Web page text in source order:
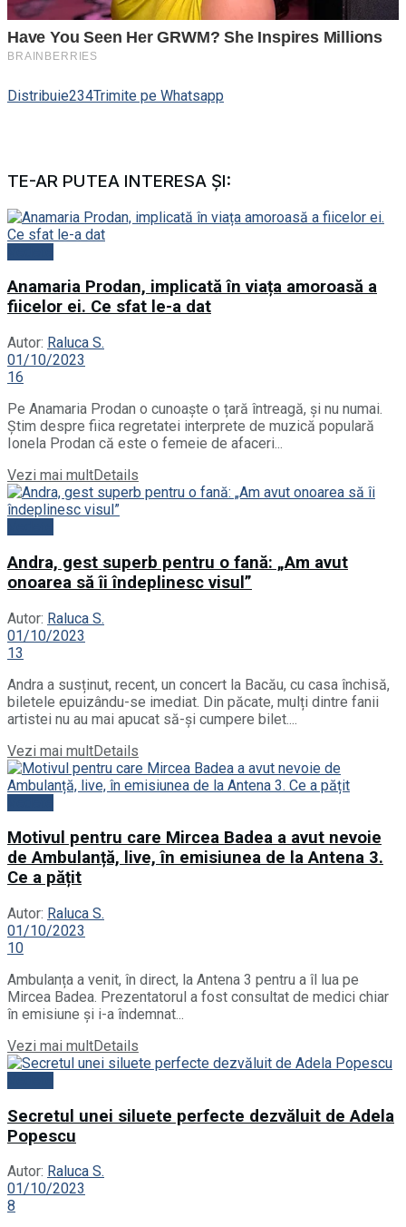
Distribuie234Trimite pe Whatsapp
TE-AR PUTEA INTERESA ȘI:
Anamaria Prodan, implicată în viața amoroasă a
fiicelor ei. Ce sfat le-a dat
Autor: Raluca S.
01/10/2023
16
Pe Anamaria Prodan o cunoaște o țară întreagă, și nu numai.
Știm despre fiica regretatei interprete de muzică populară
Ionela Prodan că este o femeie de afaceri...
Vezi mai multDetails
Andra, gest superb pentru o fană: „Am avut
onoarea să îi îndeplinesc visul”
Autor: Raluca S.
01/10/2023
13
Andra a susținut, recent, un concert la Bacău, cu casa închisă,
biletele epuizându-se imediat. Din păcate, mulți dintre fanii
artistei nu au mai apucat să-și cumpere bilet....
Vezi mai multDetails
Motivul pentru care Mircea Badea a avut nevoie
de Ambulanță, live, în emisiunea de la Antena 3.
Ce a pățit
Autor: Raluca S.
01/10/2023
10
Ambulanța a venit, în direct, la Antena 3 pentru a îl lua pe
Mircea Badea. Prezentatorul a fost consultat de medici chiar
în emisiune și i-a îndemnat...
Vezi mai multDetails
Secretul unei siluete perfecte dezvăluit de Adela
Popescu
Autor: Raluca S.
01/10/2023
8